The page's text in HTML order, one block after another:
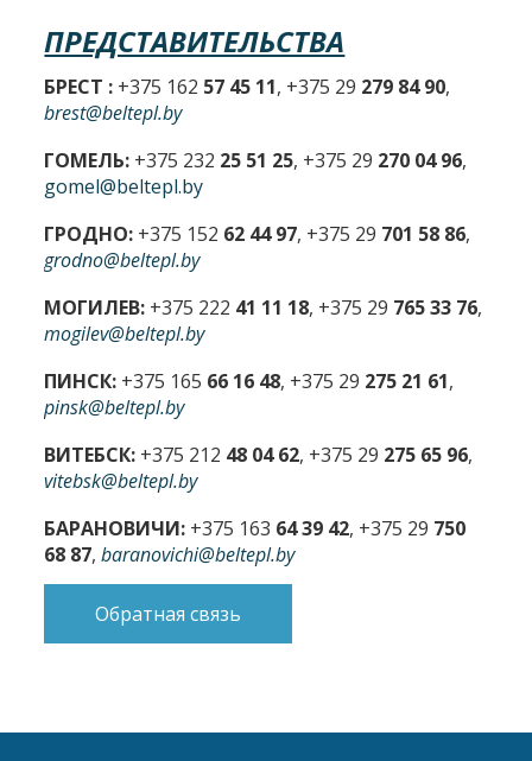
ПРЕДСТАВИТЕЛЬСТВА
БРЕСТ : +375 162 57 45 11, +375 29 279 84 90,
brest@beltepl.by
ГОМЕЛЬ: +375 232 25 51 25, +375 29 270 04 96,
gomel@beltepl.by
ГРОДНО: +375 152 62 44 97, +375 29 701 58 86,
grodno@beltepl.by
МОГИЛЕВ: +375 222 41 11 18, +375 29 765 33 76,
mogilev@beltepl.by
ПИНСК: +375 165 66 16 48, +375 29 275 21 61,
pinsk@beltepl.by
ВИТЕБСК: +375 212 48 04 62, +375 29 275 65 96,
vitebsk@beltepl.by
БАРАНОВИЧИ: +375 163 64 39 42, +375 29 750
68 87,baranovichi@beltepl.by
Обратная связь